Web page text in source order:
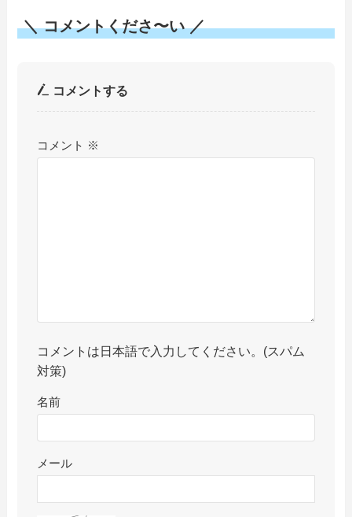
＼ コメントくださ〜い ／
コメントする
コメント ※
コメントは日本語で入力してください。(スパム
対策)
名前
メール